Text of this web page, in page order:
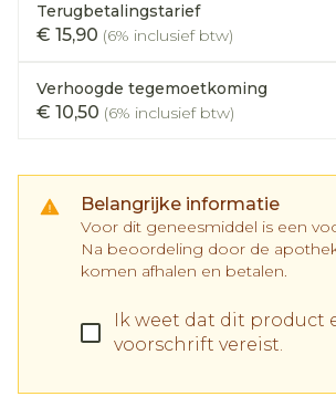
Terugbetalingstarief
€ 15,90 (6% inclusief btw)
Verhoogde tegemoetkoming
€ 10,50 (6% inclusief btw)
Belangrijke informatie
Voor dit geneesmiddel is een
Na beoordeling door de
komen afhalen en betalen.
Ik weet dat dit product
voorschrift vereist.